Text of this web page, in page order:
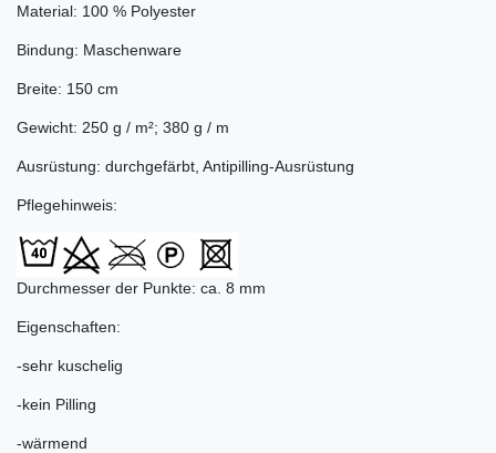
Material: 100 % Polyester
Bindung: Maschenware
Breite: 150 cm
Gewicht: 250 g / m²; 380 g / m
Ausrüstung: durchgefärbt, Antipilling-Ausrüstung
Pflegehinweis:
Durchmesser der Punkte: ca. 8 mm
Eigenschaften:
-sehr kuschelig
-kein Pilling
-wärmend